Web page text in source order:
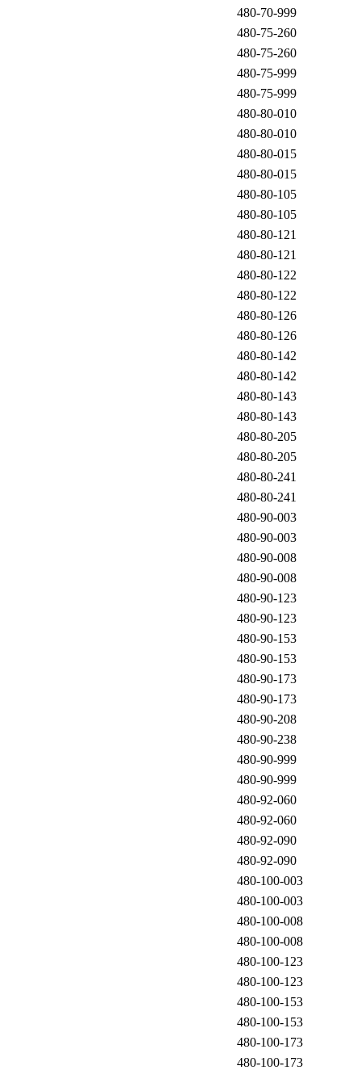
480-70-999
480-75-260
480-75-260
480-75-999
480-75-999
480-80-010
480-80-010
480-80-015
480-80-015
480-80-105
480-80-105
480-80-121
480-80-121
480-80-122
480-80-122
480-80-126
480-80-126
480-80-142
480-80-142
480-80-143
480-80-143
480-80-205
480-80-205
480-80-241
480-80-241
480-90-003
480-90-003
480-90-008
480-90-008
480-90-123
480-90-123
480-90-153
480-90-153
480-90-173
480-90-173
480-90-208
480-90-238
480-90-999
480-90-999
480-92-060
480-92-060
480-92-090
480-92-090
480-100-003
480-100-003
480-100-008
480-100-008
480-100-123
480-100-123
480-100-153
480-100-153
480-100-173
480-100-173